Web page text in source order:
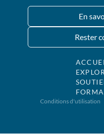
En
Rester
Conditions d'utilisation